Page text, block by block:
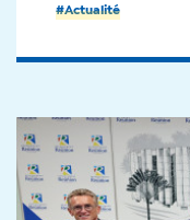
#Actualité